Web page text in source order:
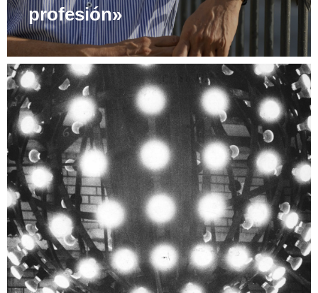
profesión»